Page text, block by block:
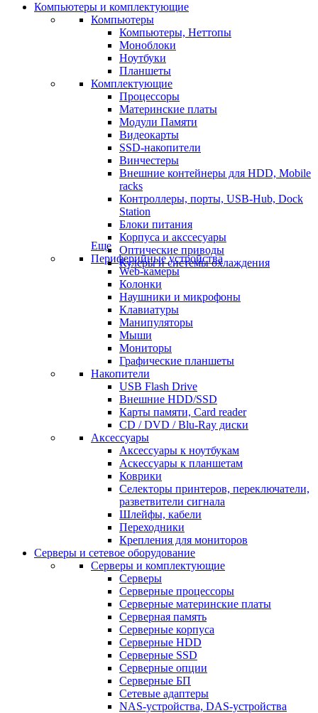
Компьютеры и комплектующие
Компьютеры
Компьютеры, Неттопы
Моноблоки
Ноутбуки
Планшеты
Комплектующие
Процессоры
Материнские платы
Модули Памяти
Видеокарты
SSD-накопители
Винчестеры
Внешние контейнеры для HDD, Mobile
racks
Контроллеры, порты, USB-Hub, Dock
Station
Блоки питания
Корпуса и акссесуары
Оптические приводы
Кулеры и системы охлаждения
Еще
Периферийные устройства
Web-камеры
Колонки
Наушники и микрофоны
Клавиатуры
Манипуляторы
Мыши
Мониторы
Графические планшеты
Накопители
USB Flash Drive
Внешние HDD/SSD
Карты памяти, Card reader
CD / DVD / Blu-Ray диски
Аксессуары
Аксессуары к ноутбукам
Аскессуары к планшетам
Коврики
Селекторы принтеров, переключатели,
разветвители сигнала
Шлейфы, кабели
Переходники
Крепления для мониторов
Серверы и сетевое оборудование
Серверы и комплектующие
Серверы
Серверные процессоры
Серверные материнские платы
Серверная память
Серверные корпуса
Серверные HDD
Серверные SSD
Серверные опции
Серверные БП
Сетевые адаптеры
NAS-устройства, DAS-устройства